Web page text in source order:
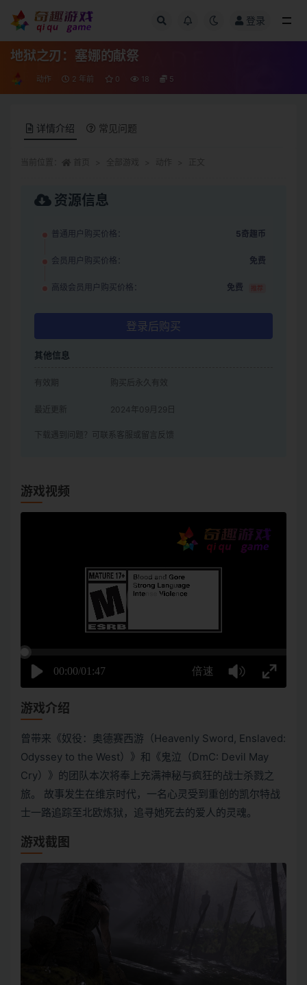
登录
地狱之刃：塞娜的献祭
动作 2 年前 0 18 5
详情介绍 常见问题
资源信息
普通用户购买价格： 5奇趣币
会员用户购买价格： 免费
高级会员用户购买价格： 免费 推荐
登录后购买
其他信息
有效期 购买后永久有效
最近更新 2024年09月29日
下载遇到问题？可联系客服或留言反馈
游戏视频
游戏介绍
曾带来《奴役：奥德赛西游（Heavenly Sword, Enslaved:
Odyssey to the West）》和《鬼泣（DmC: Devil May
Cry）》的团队本次将奉上充满神秘与疯狂的战士杀戮之
旅。 故事发生在维京时代，一名心灵受到重创的凯尔特战
士一路追踪至北欧炼狱，追寻她死去的爱人的灵魂。
游戏截图